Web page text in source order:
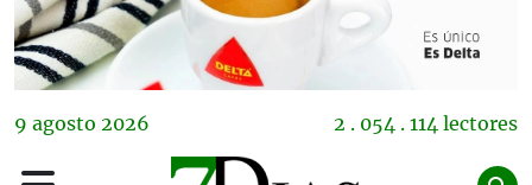
9 agosto 2026 2 . 054 . 114 lectores